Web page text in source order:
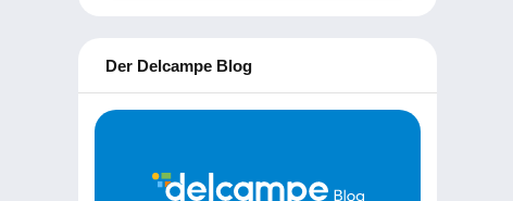
Der Delcampe Blog